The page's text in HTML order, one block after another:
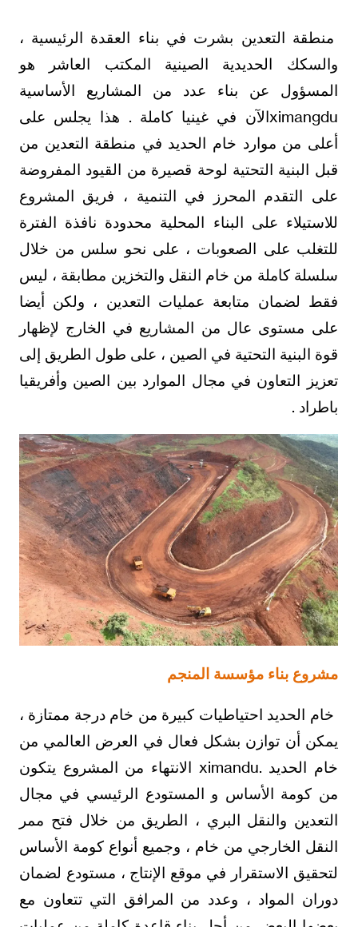
منطقة التعدين بشرت في بناء العقدة الرئيسية ،
والسكك الحديدية الصينية المكتب العاشر هو
المسؤول عن بناء عدد من المشاريع الأساسية
ximangduالآن في غينيا كاملة . هذا يجلس على
أعلى من موارد خام الحديد في منطقة التعدين من
قبل البنية التحتية لوحة قصيرة من القيود المفروضة
على التقدم المحرز في التنمية ، فريق المشروع
للاستيلاء على البناء المحلية محدودة نافذة الفترة
للتغلب على الصعوبات ، على نحو سلس من خلال
سلسلة كاملة من خام النقل والتخزين مطابقة ، ليس
فقط لضمان متابعة عمليات التعدين ، ولكن أيضا
على مستوى عال من المشاريع في الخارج لإظهار
قوة البنية التحتية في الصين ، على طول الطريق إلى
تعزيز التعاون في مجال الموارد بين الصين وأفريقيا
باطراد .
مشروع بناء مؤسسة المنجم
خام الحديد احتياطيات كبيرة من خام درجة ممتازة ،
يمكن أن توازن بشكل فعال في العرض العالمي من
خام الحديد .ximandu الانتهاء من المشروع يتكون
من كومة الأساس و المستودع الرئيسي في مجال
التعدين والنقل البري ، الطريق من خلال فتح ممر
النقل الخارجي من خام ، وجميع أنواع كومة الأساس
لتحقيق الاستقرار في موقع الإنتاج ، مستودع لضمان
دوران المواد ، وعدد من المرافق التي تتعاون مع